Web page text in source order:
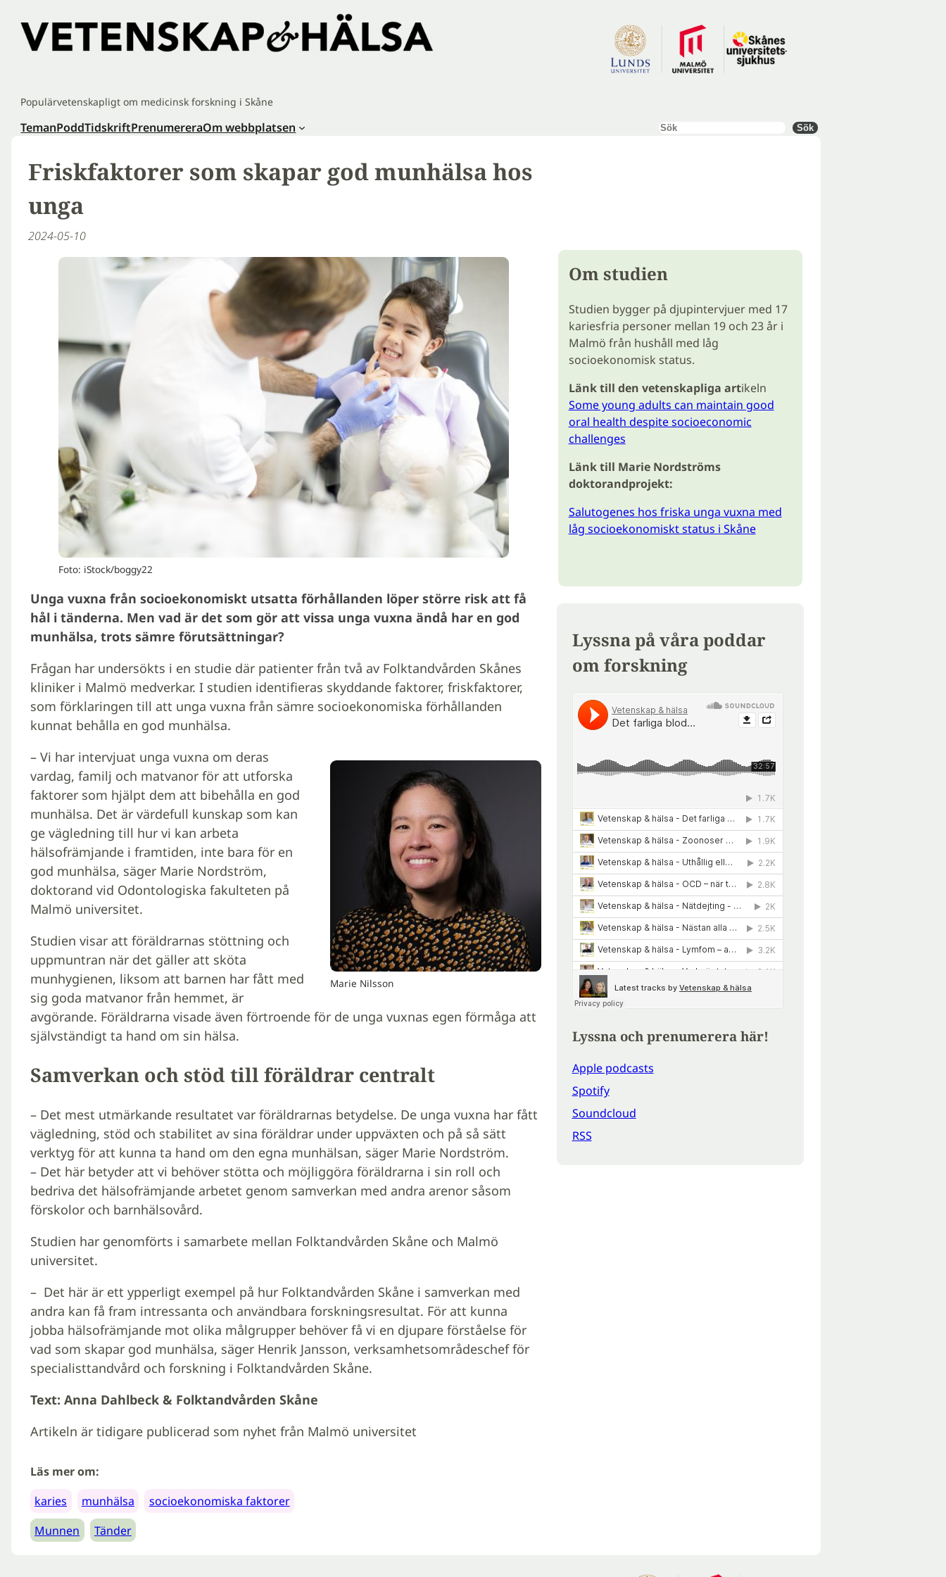
innehåll
Populärvetenskapligt om medicinsk forskning i Skåne
TemanPoddTidskriftPrenumereraOm webbplatsen Sök Sök
Friskfaktorer som skapar god munhälsa hos
unga
2024-05-10
Foto: iStock/boggy22
Unga vuxna från socioekonomiskt utsatta förhållanden löper större risk att få
hål i tänderna. Men vad är det som gör att vissa unga vuxna ändå har en god
munhälsa, trots sämre förutsättningar?
Frågan har undersökts i en studie där patienter från två av Folktandvården Skånes
kliniker i Malmö medverkar. I studien identifieras skyddande faktorer, friskfaktorer,
som förklaringen till att unga vuxna från sämre socioekonomiska förhållanden
kunnat behålla en god munhälsa.
Marie Nilsson
– Vi har intervjuat unga vuxna om deras
vardag, familj och matvanor för att utforska
faktorer som hjälpt dem att bibehålla en god
munhälsa. Det är värdefull kunskap som kan
ge vägledning till hur vi kan arbeta
hälsofrämjande i framtiden, inte bara för en
god munhälsa, säger Marie Nordström,
doktorand vid Odontologiska fakulteten på
Malmö universitet.
Studien visar att föräldrarnas stöttning och
uppmuntran när det gäller att sköta
munhygienen, liksom att barnen har fått med
sig goda matvanor från hemmet, är
avgörande. Föräldrarna visade även förtroende för de unga vuxnas egen förmåga att
självständigt ta hand om sin hälsa.
Samverkan och stöd till föräldrar centralt
– Det mest utmärkande resultatet var föräldrarnas betydelse. De unga vuxna har fått
vägledning, stöd och stabilitet av sina föräldrar under uppväxten och på så sätt
verktyg för att kunna ta hand om den egna munhälsan, säger Marie Nordström.
– Det här betyder att vi behöver stötta och möjliggöra föräldrarna i sin roll och
bedriva det hälsofrämjande arbetet genom samverkan med andra arenor såsom
förskolor och barnhälsovård.
Studien har genomförts i samarbete mellan Folktandvården Skåne och Malmö
universitet.
– Det här är ett ypperligt exempel på hur Folktandvården Skåne i samverkan med
andra kan få fram intressanta och användbara forskningsresultat. För att kunna
jobba hälsofrämjande mot olika målgrupper behöver få vi en djupare förståelse för
vad som skapar god munhälsa, säger Henrik Jansson, verksamhetsområdeschef för
specialisttandvård och forskning i Folktandvården Skåne.
Text: Anna Dahlbeck & Folktandvården Skåne
Artikeln är tidigare publicerad som nyhet från Malmö universitet
Läs mer om:
karies
munhälsa
socioekonomiska faktorer
Munnen
Tänder
Om studien
Studien bygger på djupintervjuer med 17
kariesfria personer mellan 19 och 23 år i
Malmö från hushåll med låg
socioekonomisk status.
Länk till den vetenskapliga artikeln
Some young adults can maintain good
oral health despite socioeconomic
challenges
Länk till Marie Nordströms
doktorandprojekt:
Salutogenes hos friska unga vuxna med
låg socioekonomiskt status i Skåne
Lyssna på våra poddar
om forskning
Lyssna och prenumerera här!
Apple podcasts
Spotify
Soundcloud
RSS